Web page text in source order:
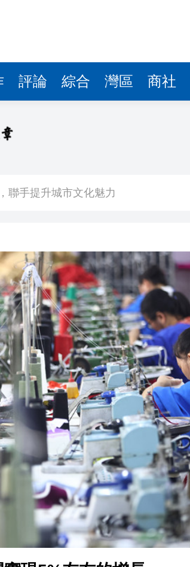
評論 綜合 灣區 商社
雙館比鄰，聯手提升城市文化魅力
情況危急 鐵騎交警一路開道護送
掉很多老人的晚年健康